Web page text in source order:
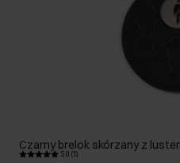
Czarny brelok skórzany z
5.0 (1)